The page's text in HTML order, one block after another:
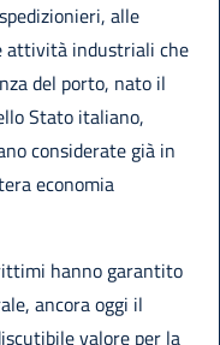
alle
industriali che
del porto, nato il
Stato italiano,
considerate già in
economia
hanno garantito
ancora oggi il
valore per la